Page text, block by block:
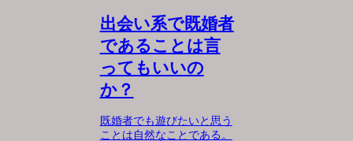
出会い系で既婚者
であることは言
ってもいいの
か？
既婚者でも遊びたいと思う
ことは自然なことである。